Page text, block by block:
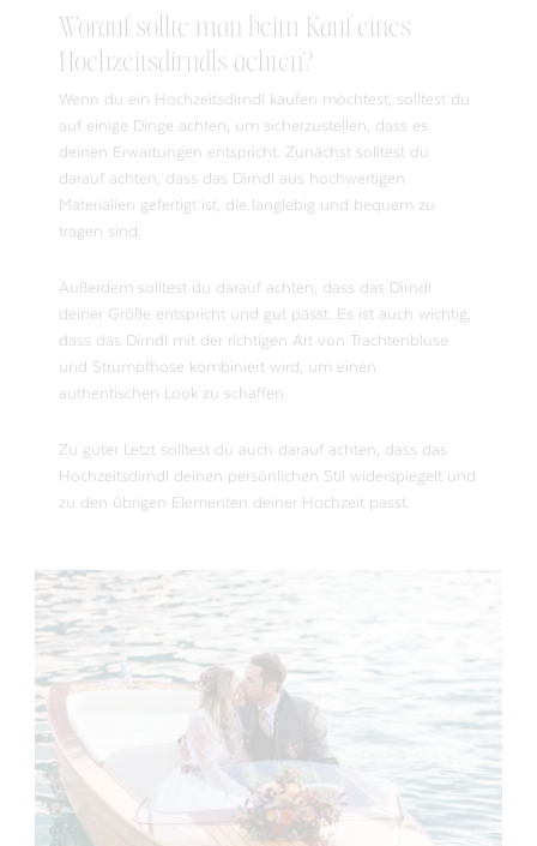
Worauf sollte man beim Kauf eines
Hochzeitsdirndls achten?
Wenn du ein Hochzeitsdirndl kaufen möchtest, solltest du
auf einige Dinge achten, um sicherzustellen, dass es
deinen Erwartungen entspricht. Zunächst solltest du
darauf achten, dass das Dirndl aus hochwertigen
Materialien gefertigt ist, die langlebig und bequem zu
tragen sind.
Außerdem solltest du darauf achten, dass das Dirndl
deiner Größe entspricht und gut passt. Es ist auch wichtig,
dass das Dirndl mit der richtigen Art von Trachtenbluse
und Strumpfhose kombiniert wird, um einen
authentischen Look zu schaffen.
Zu guter Letzt solltest du auch darauf achten, dass das
Hochzeitsdirndl deinen persönlichen Stil widerspiegelt und
zu den übrigen Elementen deiner Hochzeit passt.